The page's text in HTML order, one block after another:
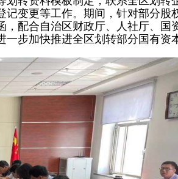
变更等工作。期间，针对部分股
配合自治区财政厅、人社厅、国
步加快推进全区划转部分国有资